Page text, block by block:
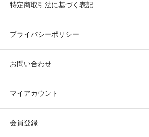
特定商取引法に基づく表記
プライバシーポリシー
お問い合わせ
マイアカウント
会員登録